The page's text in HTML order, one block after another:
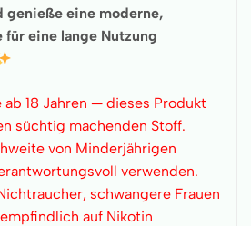
genieße eine moderne,
eine lange Nutzung
ab 18 Jahren — dieses Produkt
süchtig machenden Stoff.
von Minderjährigen
verwenden.
schwangere Frauen
auf Nikotin